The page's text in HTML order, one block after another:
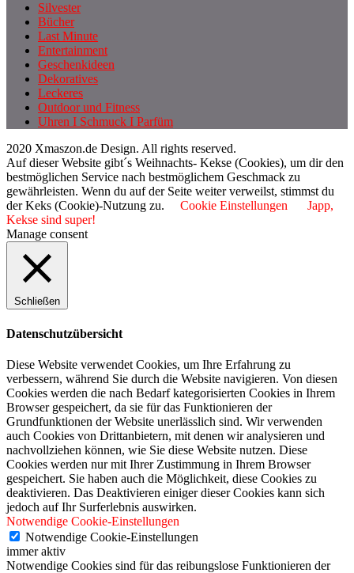
Silvester
Bücher
Last Minute
Entertainment
Geschenkideen
Dekoratives
Leckeres
Outdoor und Fitness
Uhren I Schmuck I Parfüm
2020 Xmaszon.de Design. All rights reserved.
Auf dieser Website gibt´s Weihnachts- Kekse (Cookies), um dir den
bestmöglichen Service nach bestmöglichem Geschmack zu
gewährleisten. Wenn du auf der Seite weiter verweilst, stimmst du
der Keks (Cookie)-Nutzung zu.
Cookie Einstellungen
Japp,
Kekse sind super!
Manage consent
Schließen
Datenschutzübersicht
Diese Website verwendet Cookies, um Ihre Erfahrung zu
verbessern, während Sie durch die Website navigieren. Von diesen
Cookies werden die nach Bedarf kategorisierten Cookies in Ihrem
Browser gespeichert, da sie für das Funktionieren der
Grundfunktionen der Website unerlässlich sind. Wir verwenden
auch Cookies von Drittanbietern, mit denen wir analysieren und
nachvollziehen können, wie Sie diese Website nutzen. Diese
Cookies werden nur mit Ihrer Zustimmung in Ihrem Browser
gespeichert. Sie haben auch die Möglichkeit, diese Cookies zu
deaktivieren. Das Deaktivieren einiger dieser Cookies kann sich
jedoch auf Ihr Surferlebnis auswirken.
Notwendige Cookie-Einstellungen
Notwendige Cookie-Einstellungen
immer aktiv
Notwendige Cookies sind für das reibungslose Funktionieren der